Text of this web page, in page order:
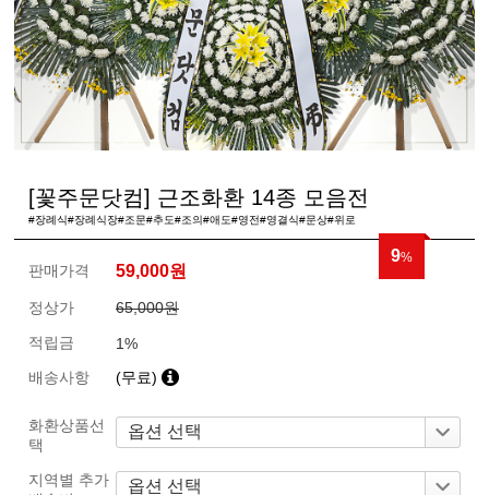
[꽃주문닷컴] 근조화환 14종 모음전
#장례식#장례식장#조문#추도#조의#애도#영전#영결식#문상#위로
9%
판매가격 59,000원
정상가
65,000원
적립금
1%
배송사항
(무료)
화환상품선
택
지역별 추가